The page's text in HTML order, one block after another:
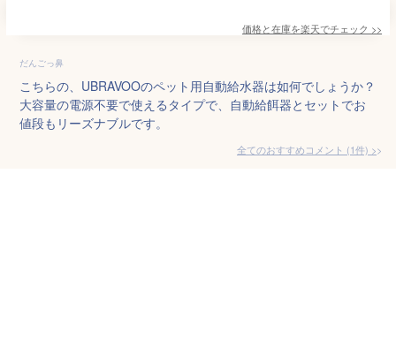
価格と在庫を楽天でチェック >>
だんごっ鼻
こちらの、UBRAVOOのペット用自動給水器は如何でしょうか？
大容量の電源不要で使えるタイプで、自動給餌器とセットでお
値段もリーズナブルです。
全てのおすすめコメント (1件) >